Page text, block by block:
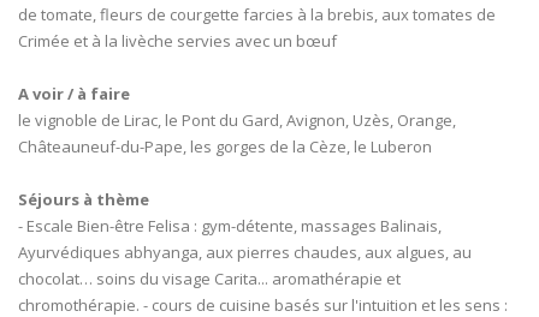
de tomate, fleurs de courgette farcies à la brebis, aux tomates de
Crimée et à la livèche servies avec un bœuf
A voir / à faire
le vignoble de Lirac, le Pont du Gard, Avignon, Uzès, Orange,
Châteauneuf-du-Pape, les gorges de la Cèze, le Luberon
Séjours à thème
- Escale Bien-être Felisa : gym-détente, massages Balinais,
Ayurvédiques abhyanga, aux pierres chaudes, aux algues, au
chocolat… soins du visage Carita... aromathérapie et
chromothérapie. - cours de cuisine basés sur l'intuition et les sens :